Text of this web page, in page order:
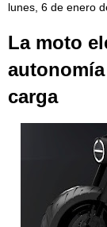
lunes, 6 de enero
La moto
carga